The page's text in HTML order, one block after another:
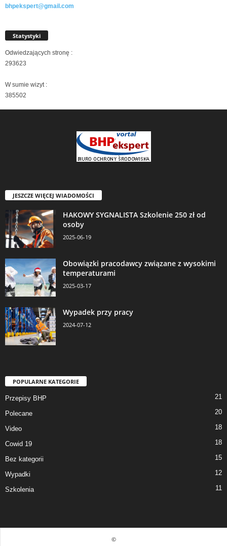
bhpekspert@gmail.com
Statystyki
Odwiedzających stronę :
293623
W sumie wizyt :
385502
JESZCZE WIĘCEJ WIADOMOŚCI
HAKOWY SYGNALISTA Szkolenie 250 zł od
osoby
2025-06-19
Obowiązki pracodawcy związane z wysokimi
temperaturami
2025-03-17
Wypadek przy pracy
2024-07-12
POPULARNE KATEGORIE
Przepisy BHP 21
Polecane 20
Video 18
Cowid 19 18
Bez kategorii 15
Wypadki 12
Szkolenia 11
©